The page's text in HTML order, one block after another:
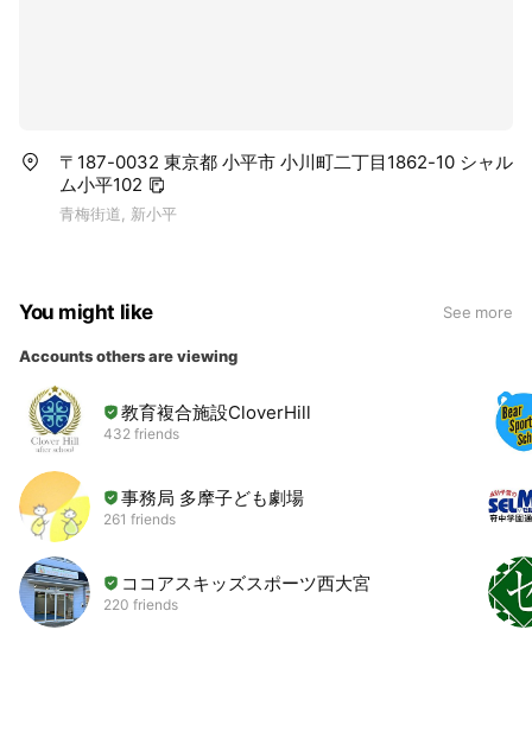
〒187-0032 東京都 小平市 小川町二丁目1862-10 シャル
ム小平102
青梅街道, 新小平
You might like See more
Accounts others are viewing
教育複合施設CloverHill
432 friends
事務局 多摩子ども劇場
261 friends
ココアスキッズスポーツ西大宮
220 friends